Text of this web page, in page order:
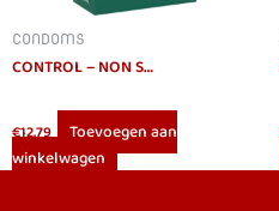
CONDOMS
CONTROL – NON STOP RETARD CONDOMS 12 UNITS
€12.79
Toevoegen aan
winkelwagen